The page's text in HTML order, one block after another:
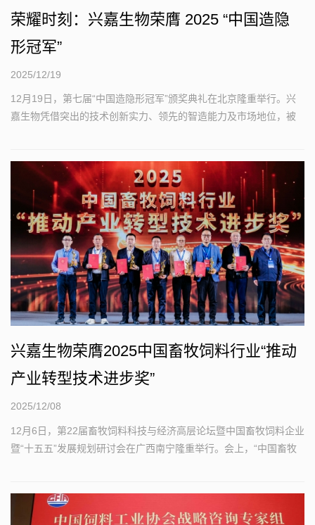
荣耀时刻：兴嘉生物荣膺 2025 “中国造隐
形冠军”
2025/12/19
12月19日，第七届“中国造隐形冠军”颁奖典礼在北京隆重举行。兴
嘉生物凭借突出的技术创新实力、领先的智造能力及市场地位，被
兴嘉生物荣膺2025中国畜牧饲料行业“推动
产业转型技术进步奖”
2025/12/08
12月6日，第22届畜牧饲料科技与经济高层论坛暨中国畜牧饲料企业
暨“十五五”发展规划研讨会在广西南宁隆重举行。会上，“中国畜牧